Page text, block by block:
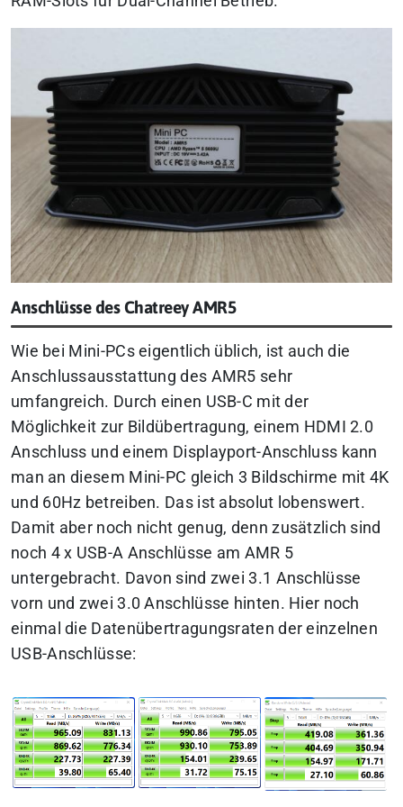
Anschlüsse des Chatreey AMR5
Wie bei Mini-PCs eigentlich üblich, ist auch die
Anschlussausstattung des AMR5 sehr
umfangreich. Durch einen USB-C mit der
Möglichkeit zur Bildübertragung, einem HDMI 2.0
Anschluss und einem Displayport-Anschluss kann
man an diesem Mini-PC gleich 3 Bildschirme mit 4K
und 60Hz betreiben. Das ist absolut lobenswert.
Damit aber noch nicht genug, denn zusätzlich sind
noch 4 x USB-A Anschlüsse am AMR 5
untergebracht. Davon sind zwei 3.1 Anschlüsse
vorn und zwei 3.0 Anschlüsse hinten. Hier noch
einmal die Datenübertragungsraten der einzelnen
USB-Anschlüsse: